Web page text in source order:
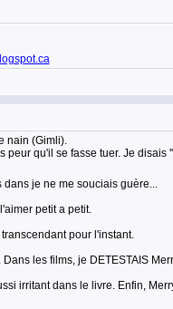
nain (Gimli).
peur qu'il se fasse tuer. Je disais
je ne me souciais guère...
petit a petit.
pour l'instant.
les films, je DETESTAIS
irritant dans le livre. Enfin,